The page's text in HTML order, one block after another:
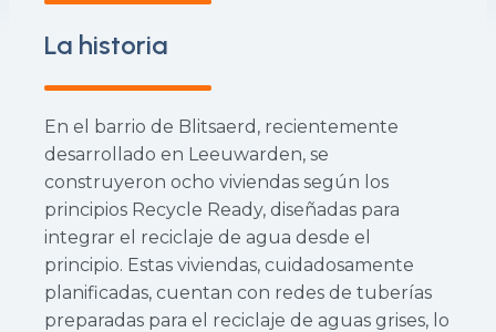
La historia
En el barrio de Blitsaerd, recientemente
desarrollado en Leeuwarden, se
construyeron ocho viviendas según los
principios Recycle Ready, diseñadas para
integrar el reciclaje de agua desde el
principio. Estas viviendas, cuidadosamente
planificadas, cuentan con redes de tuberías
preparadas para el reciclaje de aguas grises, lo